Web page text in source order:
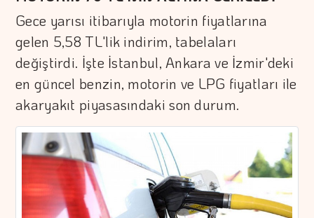
Gece yarısı itibarıyla motorin fiyatlarına
gelen 5,58 TL'lik indirim, tabelaları
değiştirdi. İşte İstanbul, Ankara ve İzmir'deki
en güncel benzin, motorin ve LPG fiyatları ile
akaryakıt piyasasındaki son durum.